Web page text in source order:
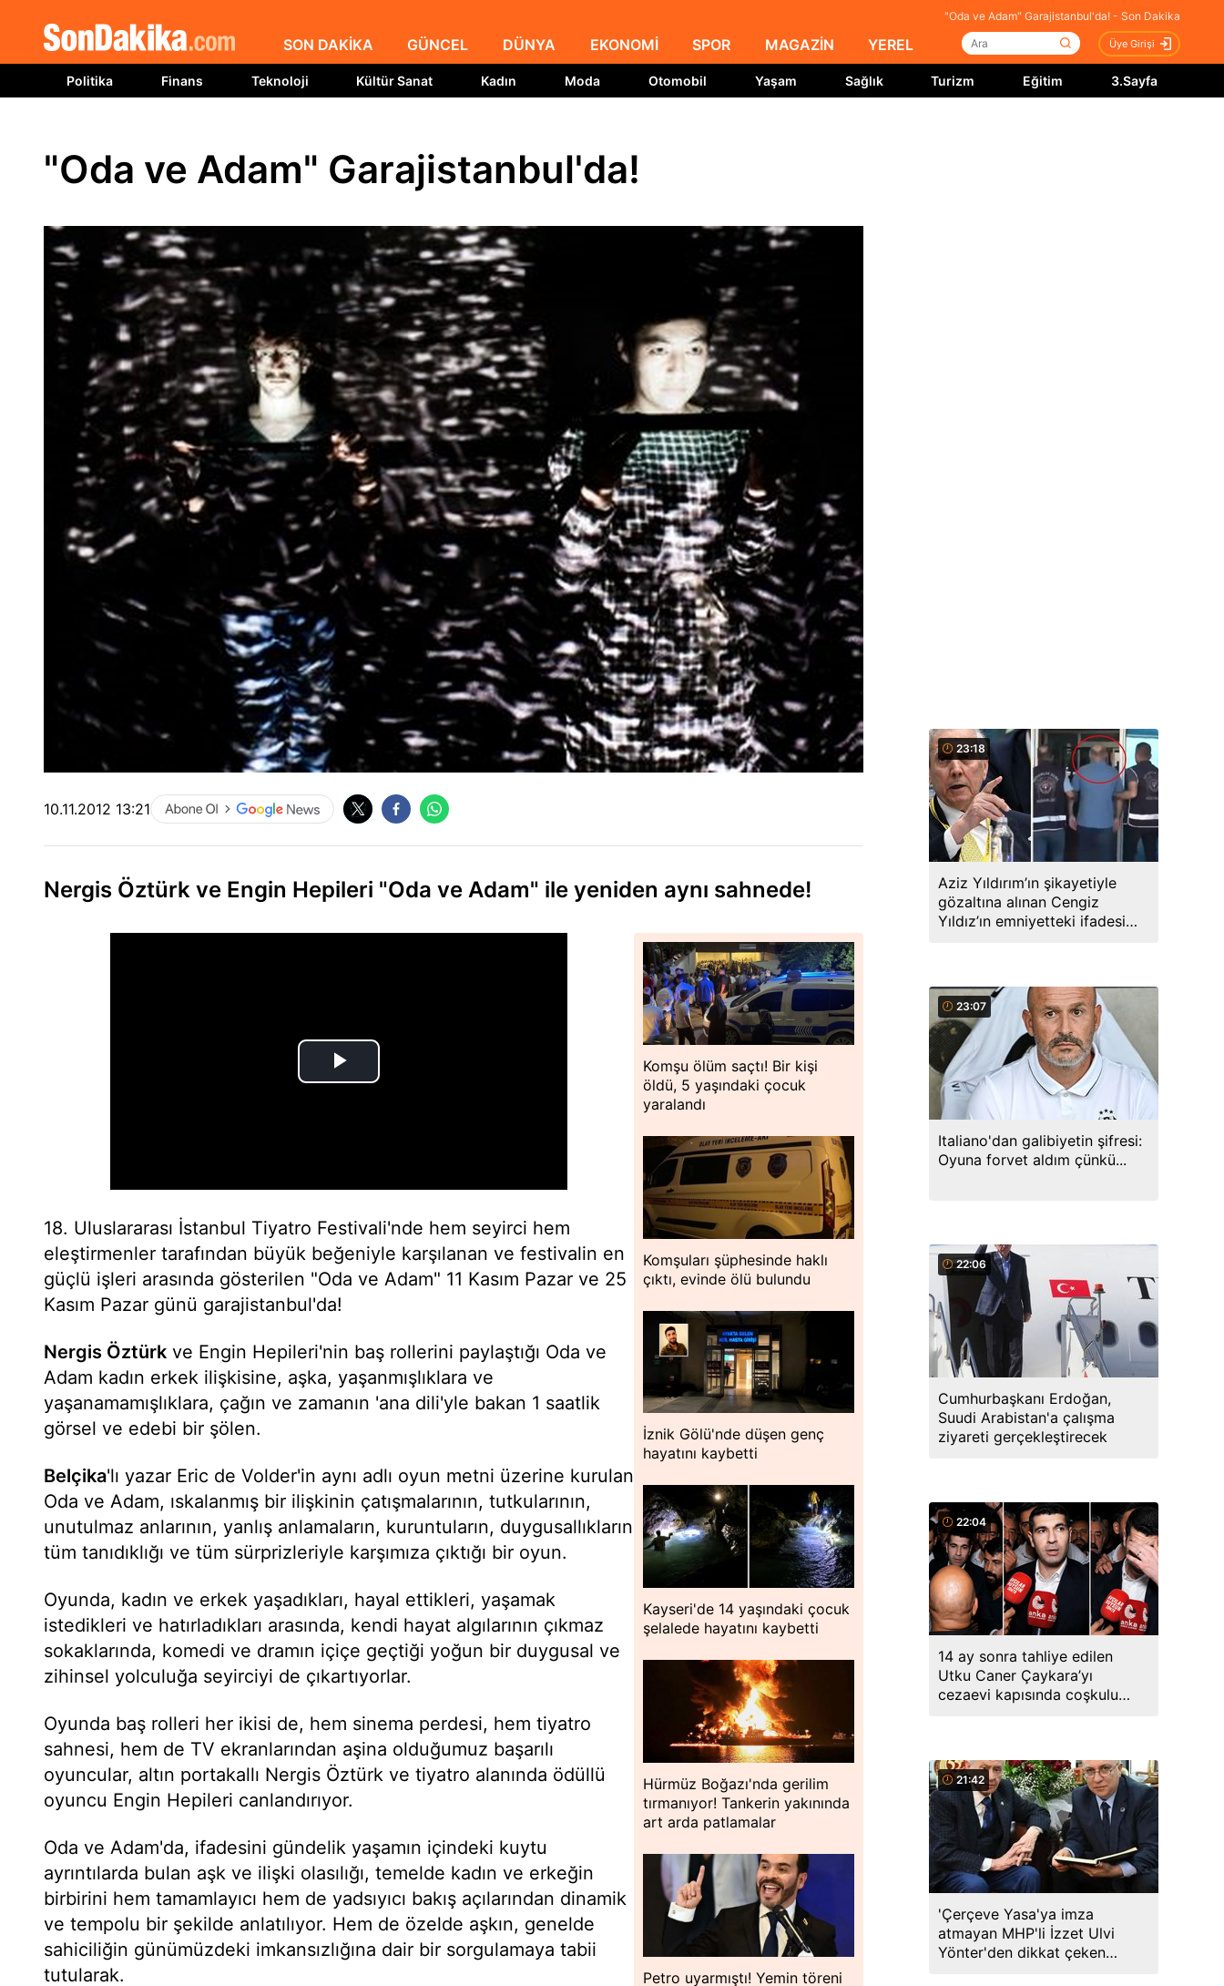
"Oda ve Adam" Garajistanbul'da! - Son Dakika
SON DAKİKA GÜNCEL DÜNYA EKONOMİ SPOR MAGAZİN YEREL Üye Girişi
Politika Finans Teknoloji Kültür Sanat Kadın Moda Otomobil Yaşam Sağlık Turizm Eğitim 3.Sayfa
"Oda ve Adam" Garajistanbul'da!
10.11.2012 13:21
Nergis Öztürk ve Engin Hepileri "Oda ve Adam" ile yeniden aynı sahnede!
18. Uluslararası İstanbul Tiyatro Festivali'nde hem seyirci hem
eleştirmenler tarafından büyük beğeniyle karşılanan ve festivalin en
güçlü işleri arasında gösterilen "Oda ve Adam" 11 Kasım Pazar ve 25
Kasım Pazar günü garajistanbul'da!
Nergis Öztürk ve Engin Hepileri'nin baş rollerini paylaştığı Oda ve
Adam kadın erkek ilişkisine, aşka, yaşanmışlıklara ve
yaşanamamışlıklara, çağın ve zamanın 'ana dili'yle bakan 1 saatlik
görsel ve edebi bir şölen.
Belçika'lı yazar Eric de Volder'in aynı adlı oyun metni üzerine kurulan
Oda ve Adam, ıskalanmış bir ilişkinin çatışmalarının, tutkularının,
unutulmaz anlarının, yanlış anlamaların, kuruntuların, duygusallıkların
tüm tanıdıklığı ve tüm sürprizleriyle karşımıza çıktığı bir oyun.
Oyunda, kadın ve erkek yaşadıkları, hayal ettikleri, yaşamak
istedikleri ve hatırladıkları arasında, kendi hayat algılarının çıkmaz
sokaklarında, komedi ve dramın içiçe geçtiği yoğun bir duygusal ve
zihinsel yolculuğa seyirciyi de çıkartıyorlar.
Oyunda baş rolleri her ikisi de, hem sinema perdesi, hem tiyatro
sahnesi, hem de TV ekranlarından aşina olduğumuz başarılı
oyuncular, altın portakallı Nergis Öztürk ve tiyatro alanında ödüllü
oyuncu Engin Hepileri canlandırıyor.
Oda ve Adam'da, ifadesini gündelik yaşamın içindeki kuytu
ayrıntılarda bulan aşk ve ilişki olasılığı, temelde kadın ve erkeğin
birbirini hem tamamlayıcı hem de yadsıyıcı bakış açılarından dinamik
ve tempolu bir şekilde anlatılıyor. Hem de özelde aşkın, genelde
sahiciliğin günümüzdeki imkansızlığına dair bir sorgulamaya tabii
tutularak.
Komşu ölüm saçtı! Bir kişi
öldü, 5 yaşındaki çocuk
yaralandı
Komşuları şüphesinde haklı
çıktı, evinde ölü bulundu
İznik Gölü'nde düşen genç
hayatını kaybetti
Kayseri'de 14 yaşındaki çocuk
şelalede hayatını kaybetti
Hürmüz Boğazı'nda gerilim
tırmanıyor! Tankerin yakınında
art arda patlamalar
Petro uyarmıştı! Yemin töreni
23:18
Aziz Yıldırım’ın şikayetiyle
gözaltına alınan Cengiz
Yıldız’ın emniyetteki ifadesi
23:07
Italiano'dan galibiyetin şifresi:
Oyuna forvet aldım çünkü...
22:06
Cumhurbaşkanı Erdoğan,
Suudi Arabistan'a çalışma
ziyareti gerçekleştirecek
22:04
14 ay sonra tahliye edilen
Utku Caner Çaykara’yı
cezaevi kapısında coşkulu
21:42
'Çerçeve Yasa'ya imza
atmayan MHP'li İzzet Ulvi
Yönter'den dikkat çeken